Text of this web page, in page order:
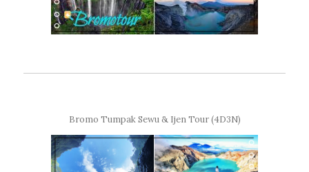
Bromo Tumpak Sewu & Ijen Tour (4D3N)